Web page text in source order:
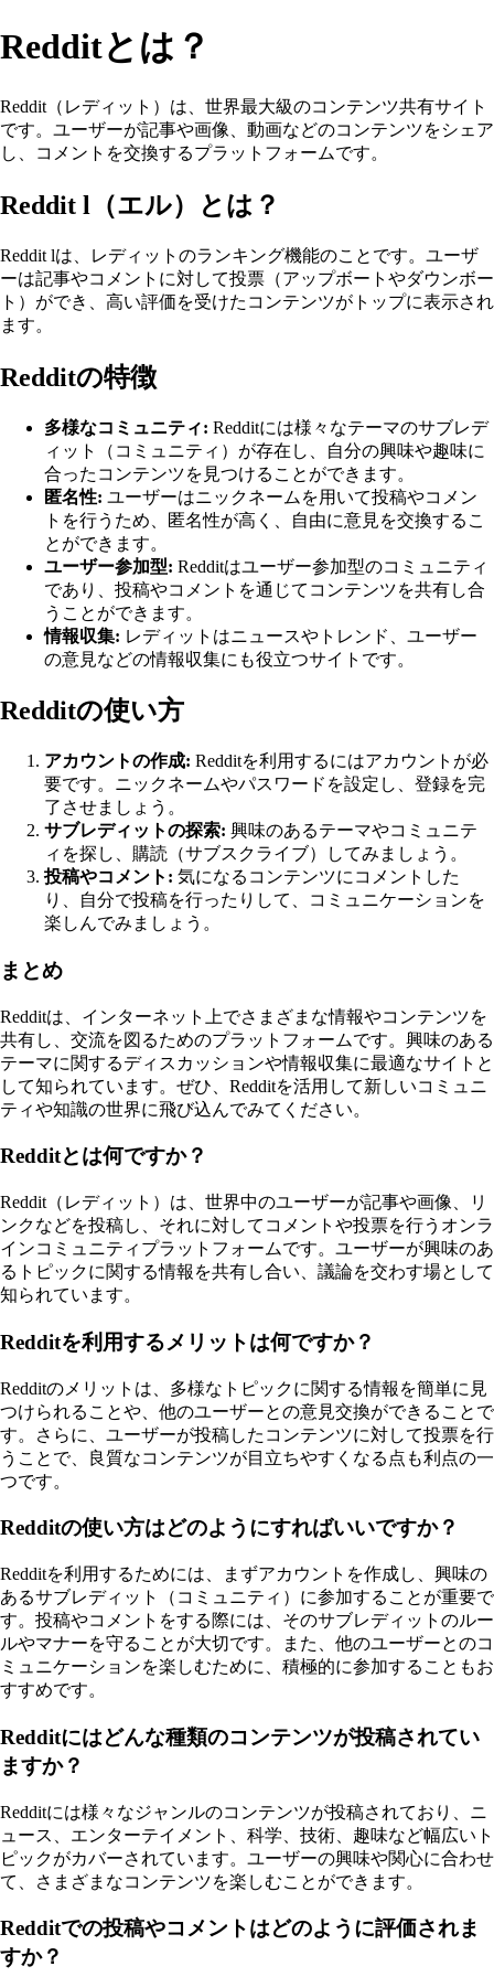
Redditとは？
Reddit（レディット）は、世界最大級のコンテンツ共有サイト
です。ユーザーが記事や画像、動画などのコンテンツをシェア
し、コメントを交換するプラットフォームです。
Reddit l（エル）とは？
Reddit lは、レディットのランキング機能のことです。ユーザ
ーは記事やコメントに対して投票（アップボートやダウンボー
ト）ができ、高い評価を受けたコンテンツがトップに表示され
ます。
Redditの特徴
多様なコミュニティ: Redditには様々なテーマのサブレデ
ィット（コミュニティ）が存在し、自分の興味や趣味に
合ったコンテンツを見つけることができます。
匿名性: ユーザーはニックネームを用いて投稿やコメン
トを行うため、匿名性が高く、自由に意見を交換するこ
とができます。
ユーザー参加型: Redditはユーザー参加型のコミュニティ
であり、投稿やコメントを通じてコンテンツを共有し合
うことができます。
情報収集: レディットはニュースやトレンド、ユーザー
の意見などの情報収集にも役立つサイトです。
Redditの使い方
アカウントの作成: Redditを利用するにはアカウントが必
要です。ニックネームやパスワードを設定し、登録を完
了させましょう。
サブレディットの探索: 興味のあるテーマやコミュニテ
ィを探し、購読（サブスクライブ）してみましょう。
投稿やコメント: 気になるコンテンツにコメントした
り、自分で投稿を行ったりして、コミュニケーションを
楽しんでみましょう。
まとめ
Redditは、インターネット上でさまざまな情報やコンテンツを
共有し、交流を図るためのプラットフォームです。興味のある
テーマに関するディスカッションや情報収集に最適なサイトと
して知られています。ぜひ、Redditを活用して新しいコミュニ
ティや知識の世界に飛び込んでみてください。
Redditとは何ですか？
Reddit（レディット）は、世界中のユーザーが記事や画像、リ
ンクなどを投稿し、それに対してコメントや投票を行うオンラ
インコミュニティプラットフォームです。ユーザーが興味のあ
るトピックに関する情報を共有し合い、議論を交わす場として
知られています。
Redditを利用するメリットは何ですか？
Redditのメリットは、多様なトピックに関する情報を簡単に見
つけられることや、他のユーザーとの意見交換ができることで
す。さらに、ユーザーが投稿したコンテンツに対して投票を行
うことで、良質なコンテンツが目立ちやすくなる点も利点の一
つです。
Redditの使い方はどのようにすればいいですか？
Redditを利用するためには、まずアカウントを作成し、興味の
あるサブレディット（コミュニティ）に参加することが重要で
す。投稿やコメントをする際には、そのサブレディットのルー
ルやマナーを守ることが大切です。また、他のユーザーとのコ
ミュニケーションを楽しむために、積極的に参加することもお
すすめです。
Redditにはどんな種類のコンテンツが投稿されてい
ますか？
Redditには様々なジャンルのコンテンツが投稿されており、ニ
ュース、エンターテイメント、科学、技術、趣味など幅広いト
ピックがカバーされています。ユーザーの興味や関心に合わせ
て、さまざまなコンテンツを楽しむことができます。
Redditでの投稿やコメントはどのように評価されま
すか？